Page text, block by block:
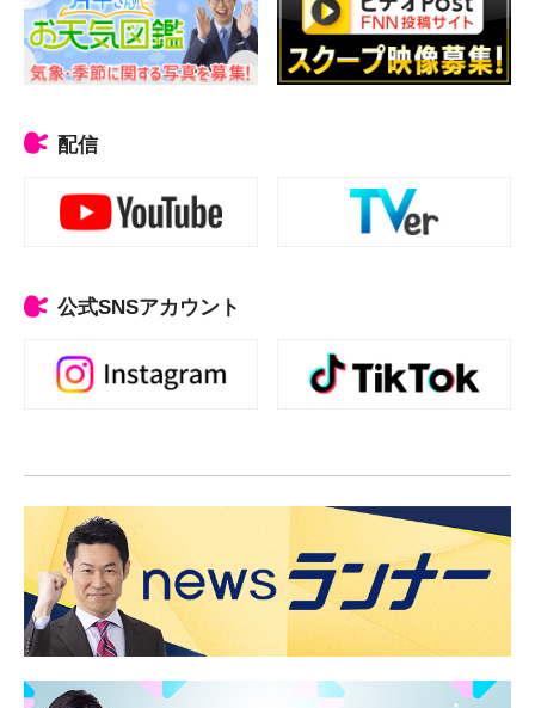
配信
公式SNSアカウント